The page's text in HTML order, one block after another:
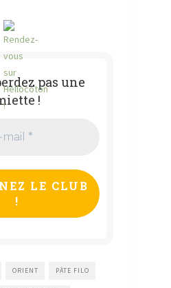
pas une
!
ORIENT PÂTE FILO